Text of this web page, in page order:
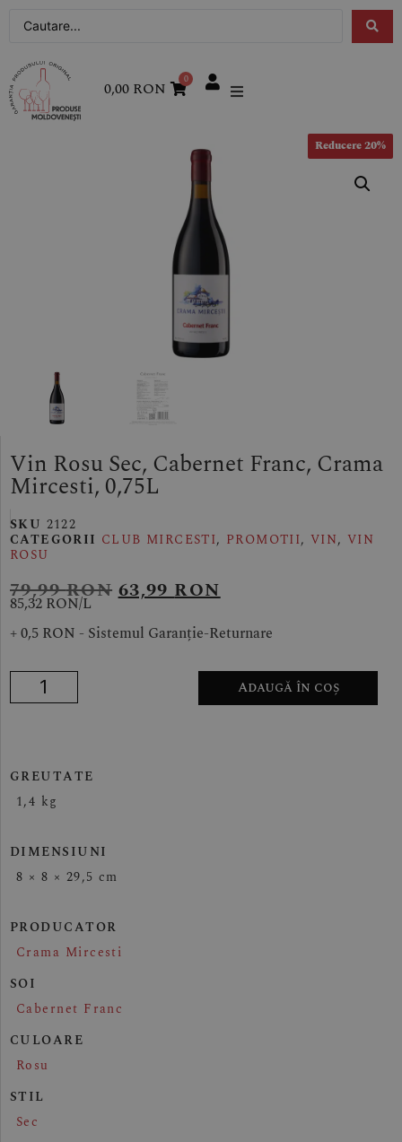
0,00 RON 0
Reducere 20%
Vin Rosu Sec, Cabernet Franc, Crama
Mircesti, 0,75L
SKU 2122
CATEGORII CLUB MIRCESTI, PROMOTII,VIN,VIN
ROSU
79,99RON 63,99RON
85,32 RON/L
+ 0,5 RON - Sistemul Garanție-Returnare
Adaugă în coș
GREUTATE
1,4 kg
DIMENSIUNI
8 × 8 × 29,5 cm
PRODUCATOR
Crama Mircesti
SOI
Cabernet Franc
CULOARE
Rosu
STIL
Sec